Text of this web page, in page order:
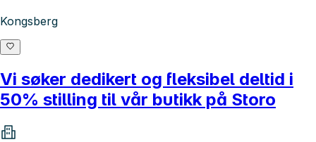
Kongsberg
Vi søker dedikert og fleksibel deltid i
50% stilling til vår butikk på Storo